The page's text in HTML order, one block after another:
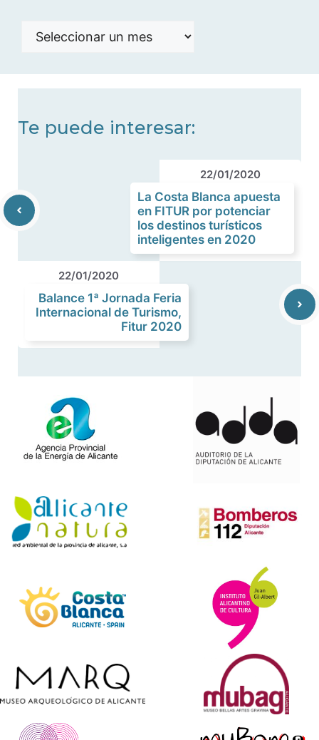
Histórico
Te puede interesar:
22/01/2020
La Costa Blanca apuesta
en FITUR por potenciar
los destinos turísticos
inteligentes en 2020
22/01/2020
Balance 1ª Jornada Feria
Internacional de Turismo,
Fitur 2020